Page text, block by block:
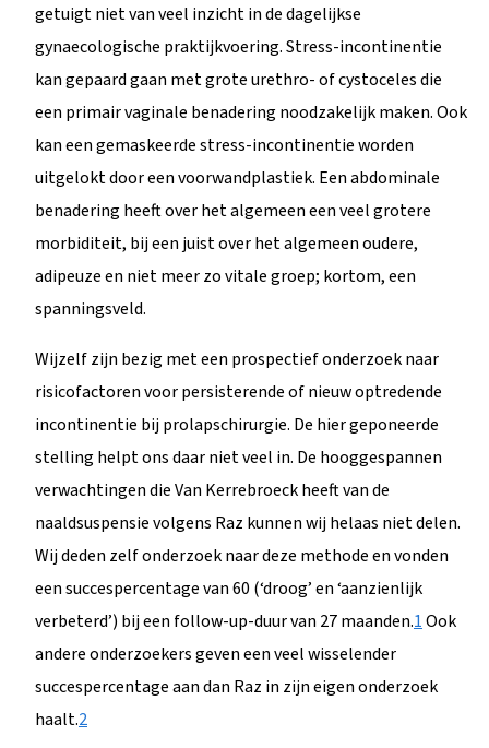
getuigt niet van veel inzicht in de dagelijkse
gynaecologische praktijkvoering. Stress-incontinentie
kan gepaard gaan met grote urethro- of cystoceles die
een primair vaginale benadering noodzakelijk maken. Ook
kan een gemaskeerde stress-incontinentie worden
uitgelokt door een voorwandplastiek. Een abdominale
benadering heeft over het algemeen een veel grotere
morbiditeit, bij een juist over het algemeen oudere,
adipeuze en niet meer zo vitale groep; kortom, een
spanningsveld.
Wijzelf zijn bezig met een prospectief onderzoek naar
risicofactoren voor persisterende of nieuw optredende
incontinentie bij prolapschirurgie. De hier geponeerde
stelling helpt ons daar niet veel in. De hooggespannen
verwachtingen die Van Kerrebroeck heeft van de
naaldsuspensie volgens Raz kunnen wij helaas niet delen.
Wij deden zelf onderzoek naar deze methode en vonden
een succespercentage van 60 (‘droog’ en ‘aanzienlijk
verbeterd’) bij een follow-up-duur van 27 maanden.1Ook
andere onderzoekers geven een veel wisselender
succespercentage aan dan Raz in zijn eigen onderzoek
haalt.2